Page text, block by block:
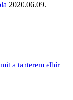
2020.06.09.
a tanterem elbír –